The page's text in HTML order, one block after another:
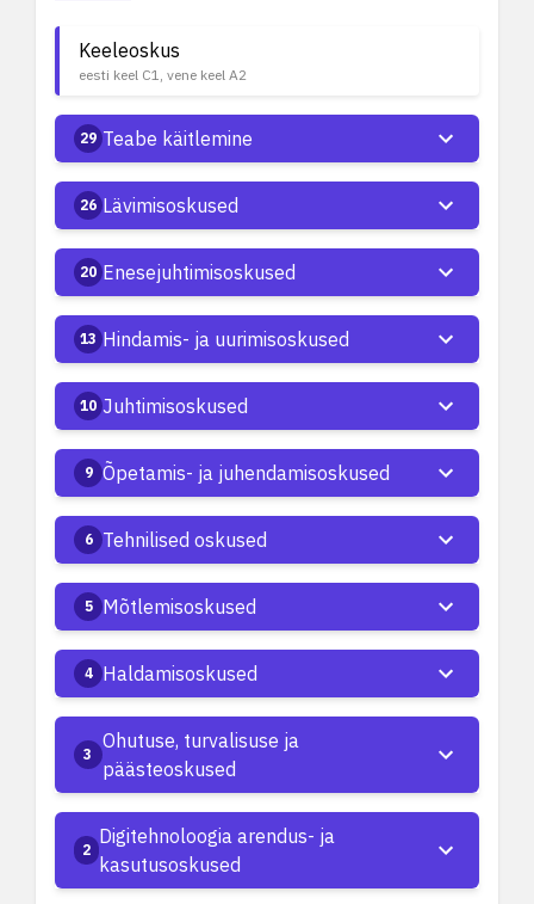
Keeleoskus
eesti keel C1, vene keel A2
29 Teabe käitlemine
26 Lävimisoskused
20 Enesejuhtimisoskused
13 Hindamis- ja uurimisoskused
10 Juhtimisoskused
9 Õpetamis- ja juhendamisoskused
6 Tehnilised oskused
5 Mõtlemisoskused
4 Haldamisoskused
3
Ohutuse, turvalisuse ja
päästeoskused
2
Digitehnoloogia arendus- ja
kasutusoskused